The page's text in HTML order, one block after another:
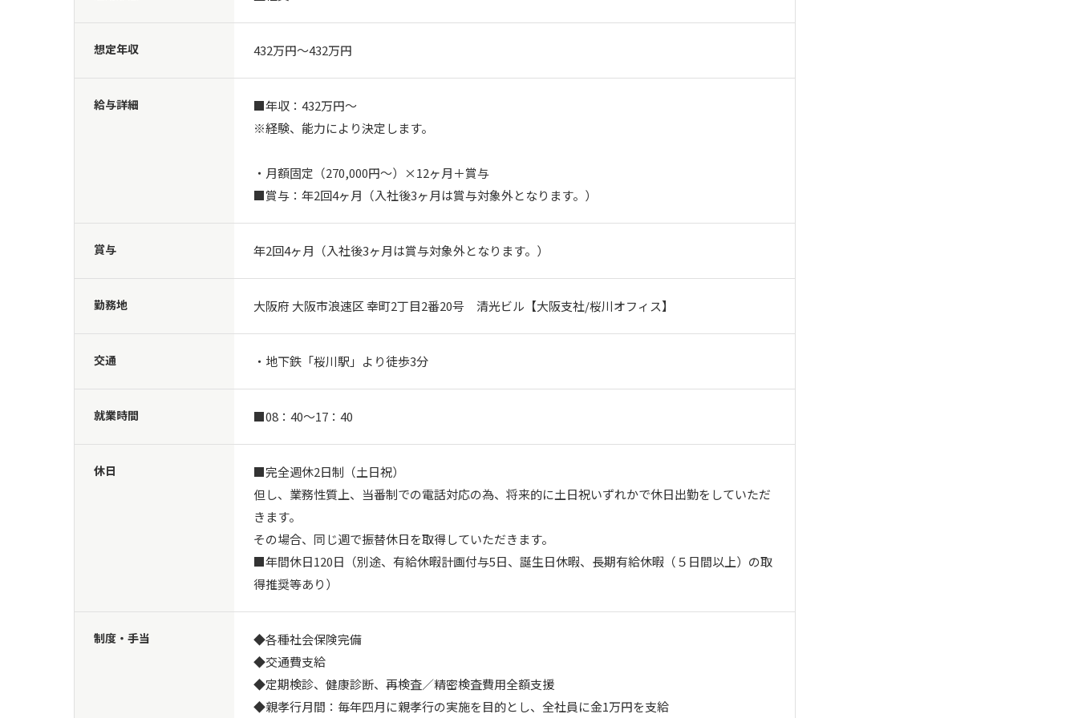
想定年収 432万円〜432万円
給与詳細
■年収：432万円～
※経験、能力により決定します。
・月額固定（270,000円～）×12ヶ月＋賞与
■賞与：年2回4ヶ月（入社後3ヶ月は賞与対象外となります。）
賞与 年2回4ヶ月（入社後3ヶ月は賞与対象外となります。）
勤務地 大阪府 大阪市浪速区 幸町2丁目2番20号　清光ビル【大阪支社/桜川オフィス】
交通 ・地下鉄「桜川駅」より徒歩3分
就業時間 ■08：40～17：40
休日
■完全週休2日制（土日祝）
但し、業務性質上、当番制での電話対応の為、将来的に土日祝いずれかで休日出勤をしていただ
きます。
その場合、同じ週で振替休日を取得していただきます。
■年間休日120日（別途、有給休暇計画付与5日、誕生日休暇、長期有給休暇（５日間以上）の取
得推奨等あり）
制度・手当
◆各種社会保険完備
◆交通費支給
◆定期検診、健康診断、再検査／精密検査費用全額支援
◆親孝行月間：毎年四月に親孝行の実施を目的とし、全社員に金1万円を支給